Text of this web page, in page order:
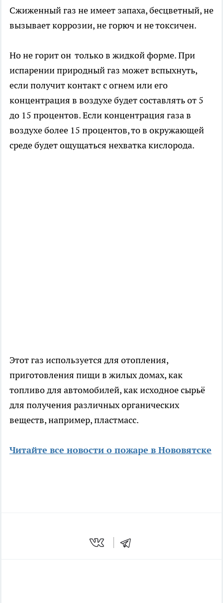
Сжиженный газ не имеет запаха, бесцветный, не
вызывает коррозии, не горюч и не токсичен.
Но не горит он только в жидкой форме. При
испарении природный газ может вспыхнуть,
если получит контакт с огнем или его
концентрация в воздухе будет составлять от 5
до 15 процентов. Если концентрация газа в
воздухе более 15 процентов, то в окружающей
среде будет ощущаться нехватка кислорода.
Этот газ используется для отопления,
приготовления пищи в жилых домах, как
топливо для автомобилей, как исходное сырьё
для получения различных органических
веществ, например, пластмасс.
Читайте все новости о пожаре в Нововятске